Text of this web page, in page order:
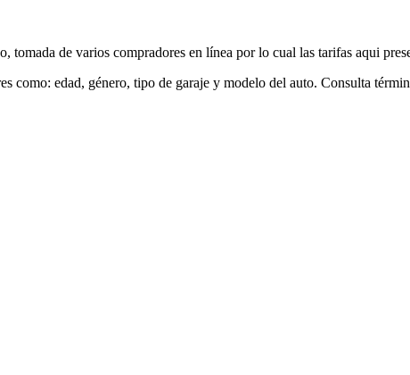
tomada de varios compradores en línea por lo cual las tarifas aqui
como: edad, género, tipo de garaje y modelo del auto. Consulta